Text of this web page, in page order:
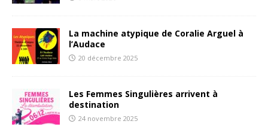
La machine atypique de Coralie Arguel à
l’Audace
20 décembre 2025
Les Femmes Singulières arrivent à
destination
24 novembre 2025